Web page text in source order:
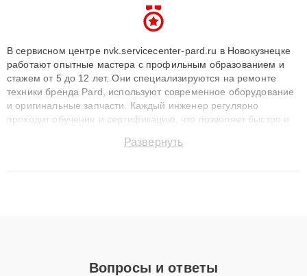
В сервисном центре nvk.servicecenter-pard.ru в Новокузнецке
работают опытные мастера с профильным образованием и
стажем от 5 до 12 лет. Они специализируются на ремонте
техники бренда Pard, используют современное оборудование
и оригинальные запчасти. Каждый инженер регулярно
проходит обучение и сертификацию, что позволяет быстро и
сохранением гарантии до 3 лет. Наши мастера решают
Развернуть
Вопросы и ответы